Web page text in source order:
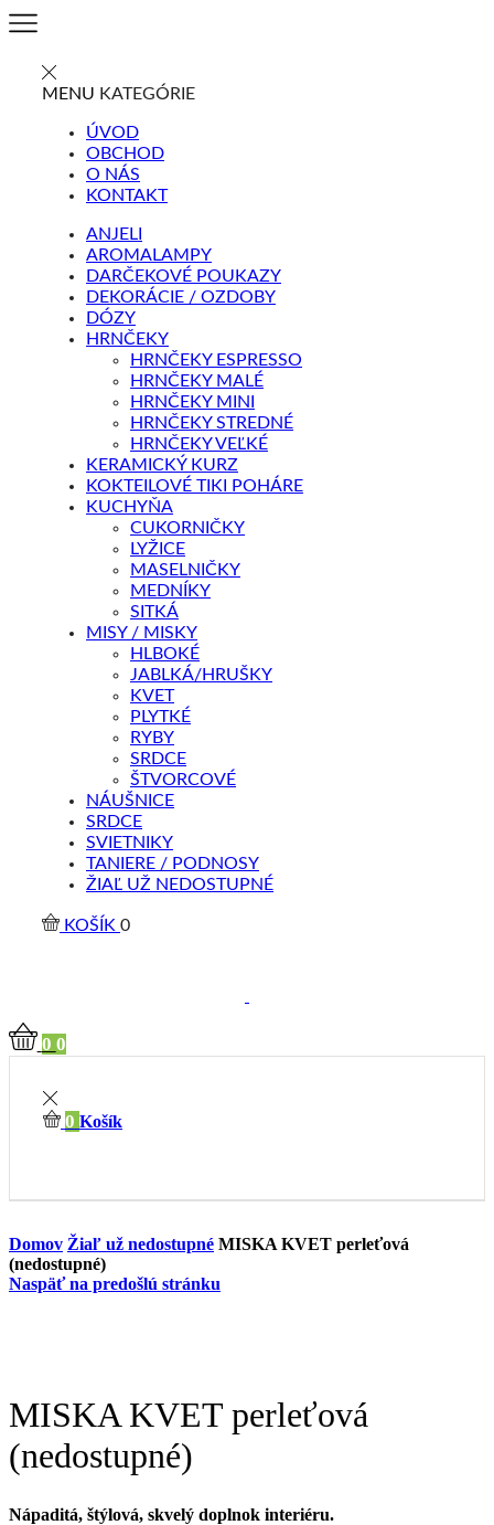
MENU KATEGÓRIE
ÚVOD
OBCHOD
O NÁS
KONTAKT
ANJELI
AROMALAMPY
DARČEKOVÉ POUKAZY
DEKORÁCIE / OZDOBY
DÓZY
HRNČEKY
HRNČEKY ESPRESSO
HRNČEKY MALÉ
HRNČEKY MINI
HRNČEKY STREDNÉ
HRNČEKY VEĽKÉ
KERAMICKÝ KURZ
KOKTEILOVÉ TIKI POHÁRE
KUCHYŇA
CUKORNIČKY
LYŽICE
MASELNIČKY
MEDNÍKY
SITKÁ
MISY / MISKY
HLBOKÉ
JABLKÁ/HRUŠKY
KVET
PLYTKÉ
RYBY
SRDCE
ŠTVORCOVÉ
NÁUŠNICE
SRDCE
SVIETNIKY
TANIERE / PODNOSY
ŽIAĽ UŽ NEDOSTUPNÉ
KOŠÍK 0
0 0
0 Košík
Domov Žiaľ už nedostupné MISKA KVET perleťová
(nedostupné)
Naspäť na predošlú stránku
MISKA KVET perleťová
(nedostupné)
Nápaditá, štýlová, skvelý doplnok interiéru.